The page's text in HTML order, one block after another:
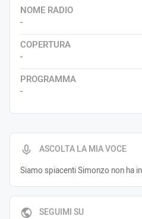
ASCOLTA LA MIA VOCE
Siamo spiacenti Simonzo non ha
SEGUIMI SU
NOME RADIO
-
COPERTURA
-
PROGRAMMA
-